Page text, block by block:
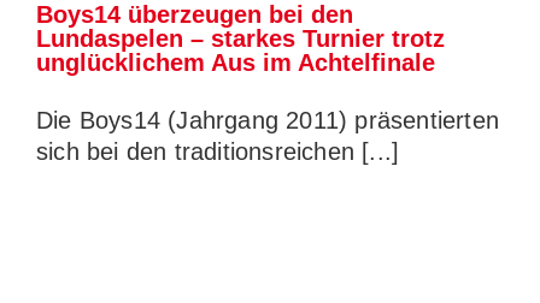
Boys14 überzeugen bei den
Lundaspelen – starkes Turnier trotz
unglücklichem Aus im Achtelfinale
Die Boys14 (Jahrgang 2011) präsentierten
sich bei den traditionsreichen [...]